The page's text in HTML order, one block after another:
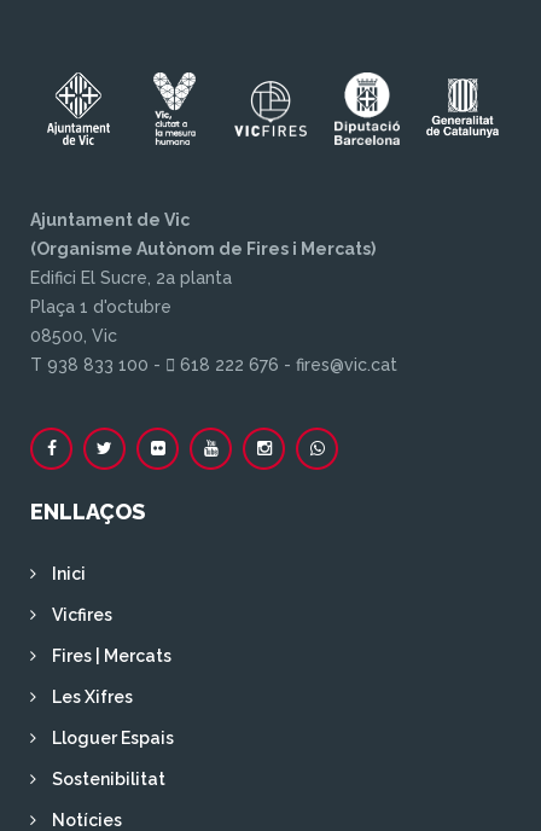
Ajuntament de Vic
(Organisme Autònom de Fires i Mercats)
Edifici El Sucre, 2a planta
Plaça 1 d'octubre
08500, Vic
T 938 833 100 -
618 222 676 - fires@vic.cat
ENLLAÇOS
Inici
Vicfires
Fires | Mercats
Les Xifres
Lloguer Espais
Sostenibilitat
Notícies